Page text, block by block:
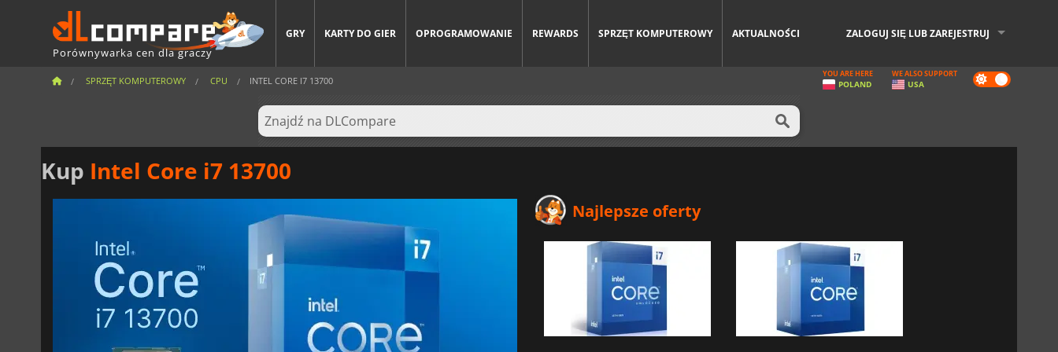
Porównywarka cen dla graczy
GRY KARTY DO GIER OPROGRAMOWANIE REWARDS SPRZĘT KOMPUTEROWY AKTUALNOŚCI ZALOGUJ SIĘ LUB ZAREJESTRUJ
SPRZĘT KOMPUTEROWY CPU INTEL CORE I7 13700 Dark
mode
YOU ARE HERE
POLAND
WE ALSO SUPPORT
USA
Kup Intel Core i7 13700
Najlepsze oferty